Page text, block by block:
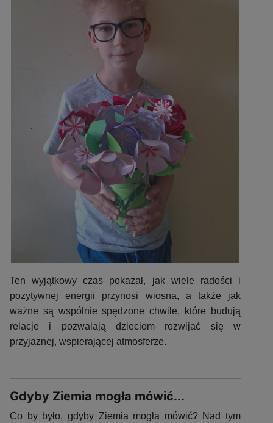
Ten wyjątkowy czas pokazał, jak wiele radości i
pozytywnej energii przynosi wiosna, a także jak
ważne są wspólnie spędzone chwile, które budują
relacje i pozwalają dzieciom rozwijać się w
przyjaznej, wspierającej atmosferze.
Gdyby Ziemia mogła mówić...
Co by było, gdyby Ziemia mogła mówić? Nad tym